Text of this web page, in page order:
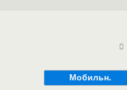
Мобильн.